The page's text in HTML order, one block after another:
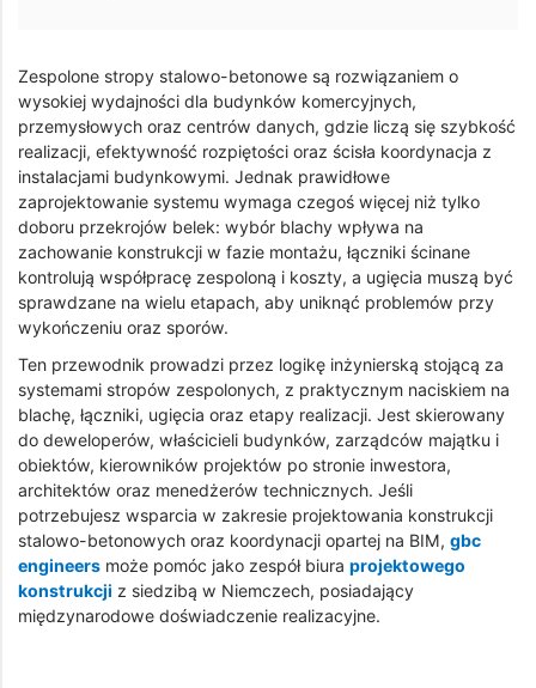
Zespolone stropy stalowo-betonowe są rozwiązaniem o
wysokiej wydajności dla budynków komercyjnych,
przemysłowych oraz centrów danych, gdzie liczą się szybkość
realizacji, efektywność rozpiętości oraz ścisła koordynacja z
instalacjami budynkowymi. Jednak prawidłowe
zaprojektowanie systemu wymaga czegoś więcej niż tylko
doboru przekrojów belek: wybór blachy wpływa na
zachowanie konstrukcji w fazie montażu, łączniki ścinane
kontrolują współpracę zespoloną i koszty, a ugięcia muszą być
sprawdzane na wielu etapach, aby uniknąć problemów przy
wykończeniu oraz sporów.
Ten przewodnik prowadzi przez logikę inżynierską stojącą za
systemami stropów zespolonych, z praktycznym naciskiem na
blachę, łączniki, ugięcia oraz etapy realizacji. Jest skierowany
do deweloperów, właścicieli budynków, zarządców majątku i
obiektów, kierowników projektów po stronie inwestora,
architektów oraz menedżerów technicznych. Jeśli
potrzebujesz wsparcia w zakresie projektowania konstrukcji
stalowo-betonowych oraz koordynacji opartej na BIM, gbc
engineers może pomóc jako zespół biura projektowego
konstrukcji z siedzibą w Niemczech, posiadający
międzynarodowe doświadczenie realizacyjne.